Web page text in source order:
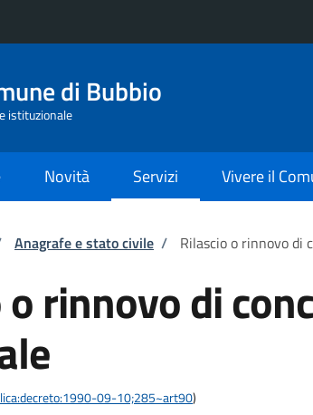
di Bubbio
istituzionale
Novità Servizi Vivere il
pane
Anagrafe e stato civile / Rilascio o rinnovo di
rinnovo di
09-10;285~art90)